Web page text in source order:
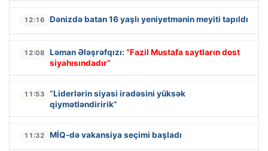
12:16 Dənizdə batan 16 yaşlı yeniyetmənin meyiti tapıldı
12:08 Ləman Ələşrəfqızı: “Fazil Mustafa saytların dost
siyahısındadır”
11:53
“Liderlərin siyasi iradəsini yüksək
qiymətləndiririk”
11:32 MİQ-də vakansiya seçimi başladı